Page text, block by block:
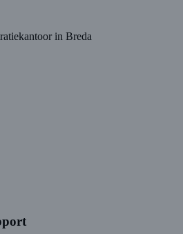
in Breda